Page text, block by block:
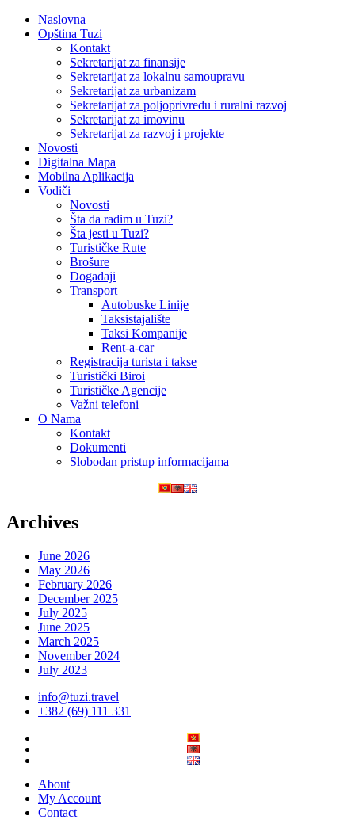
Naslovna
Opština Tuzi
Kontakt
Sekretarijat za finansije
Sekretarijat za lokalnu samoupravu
Sekretarijat za urbanizam
Sekretarijat za poljoprivredu i ruralni razvoj
Sekretarijat za imovinu
Sekretarijat za razvoj i projekte
Novosti
Digitalna Mapa
Mobilna Aplikacija
Vodiči
Novosti
Šta da radim u Tuzi?
Šta jesti u Tuzi?
Turističke Rute
Brošure
Događaji
Transport
Autobuske Linije
Taksistajalište
Taksi Kompanije
Rent-a-car
Registracija turista i takse
Turistički Biroi
Turističke Agencije
Važni telefoni
O Nama
Kontakt
Dokumenti
Slobodan pristup informacijama
Archives
June 2026
May 2026
February 2026
December 2025
July 2025
June 2025
March 2025
November 2024
July 2023
info@tuzi.travel
+382 (69) 111 331
About
My Account
Contact